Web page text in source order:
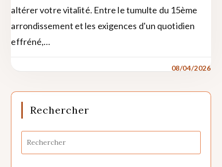
altérer votre vitalité. Entre le tumulte du 15ème
arrondissement et les exigences d'un quotidien
effréné,…
08/04/2026
Rechercher